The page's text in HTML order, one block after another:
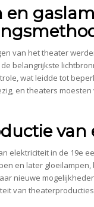
en
van het theater
belangrijkste
wat leidde tot
en theaters
van
elektriciteit in de 19e
en later
nieuwe
van